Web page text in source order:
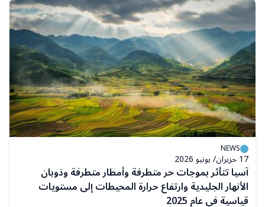
NEWS
17 حزيران/ يونيو 2026
آسيا تتأثر بموجات حر متطرفة وأمطار متطرفة وذوبان
الأنهار الجليدية وارتفاع حرارة المحيطات إلى مستويات
قياسية في عام 2025